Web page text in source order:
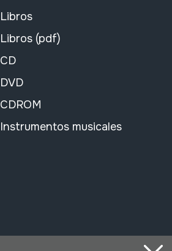
Libros
Libros (pdf)
CD
DVD
CDROM
Instrumentos musicales